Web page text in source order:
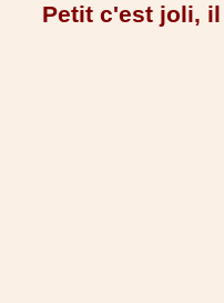
Petit c'est joli,